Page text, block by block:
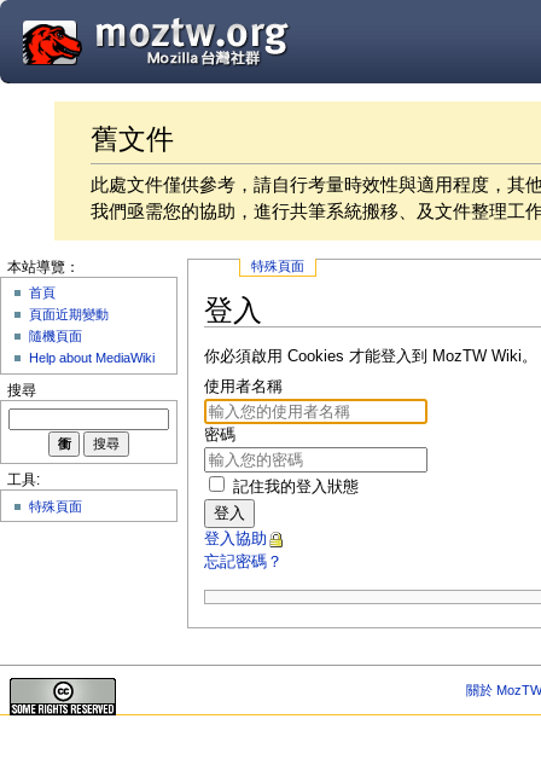
舊文件
此處文件僅供參考，請自行考量時效性與適用程度，其
我們亟需您的協助，進行共筆系統搬移、及文件整理工
特殊頁面
登入
你必須啟用 Cookies 才能登入到 MozTW Wiki。
使用者名稱
密碼
記住我的登入狀態
登入
登入協助
忘記密碼？
本站導覽：
首頁
頁面近期變動
隨機頁面
Help about MediaWiki
搜尋
工具:
特殊頁面
關於